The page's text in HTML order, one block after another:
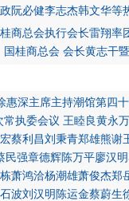
商总会执行会长雷翔率
国桂商总会 会长黄志干